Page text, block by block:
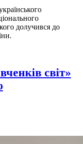
долучився до
світ»